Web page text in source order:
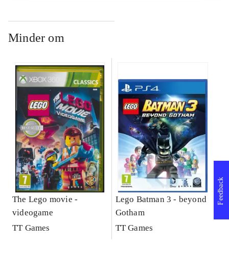
Minder om
The Lego movie -
videogame
TT Games
Lego Batman 3 - beyond
Gotham
TT Games
Feedback